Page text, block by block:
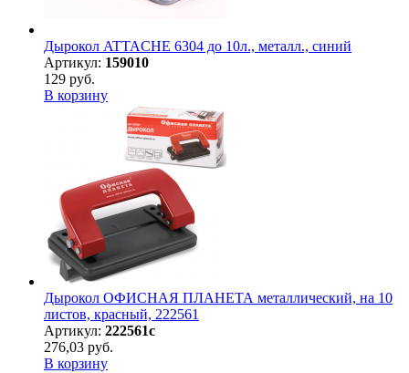
Дырокол ATTACHE 6304 до 10л., металл., синий
Артикул: 159010
129 руб.
В корзину
Дырокол ОФИСНАЯ ПЛАНЕТА металлический, на 10
листов, красный, 222561
Артикул: 222561с
276,03 руб.
В корзину